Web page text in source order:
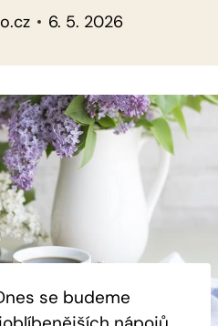
6. 5. 2026
se budeme